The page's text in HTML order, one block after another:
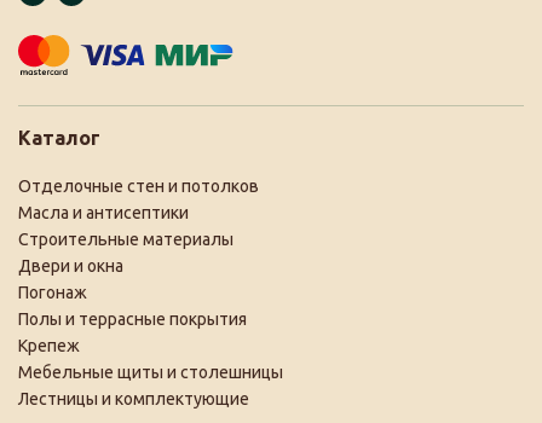
Каталог
Отделочные стен и потолков
Масла и антисептики
Строительные материалы
Двери и окна
Погонаж
Полы и террасные покрытия
Крепеж
Мебельные щиты и столешницы
Лестницы и комплектующие